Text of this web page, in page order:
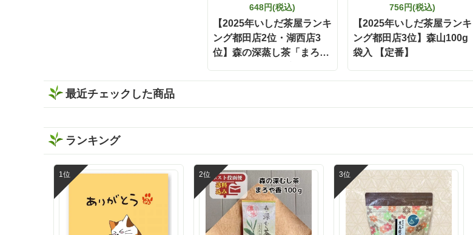
せて楽しめます✨ しかもティーバッグだ
から準備も簡単で、飲み終わった後の茶
殻の後始末も手軽🗑️ 本格的なお茶をもっ
晩酌スタイル「静岡割」 お酒好きさんも
緑茶好きさんも、保存しておうち時間に
試してみてください✨ インスタグラム @
ishidachaya 商品サイト https://www.ishid
a-chaya.com/kokuuma/ #PR#いしだ茶屋
#タイアップ#静岡割#濃旨緑茶ティーバ
け！ 炊きた
を乗せて、熱
私はお茶をか
と、ダシの旨
ランスが完
て食べられる
プ#お茶漬け
しいお茶漬け
お茶しよう
#お茶のある
お茶
648円(税込)
【2025年いしだ茶屋ランキ
ング都田店2位・湖西店3
位】森の深蒸し茶「まろや
756円(税込)
【2025年いしだ茶屋ランキ
ング都田店3位】森山100g
袋入 【定番】
最近チェックした商品
ランキング